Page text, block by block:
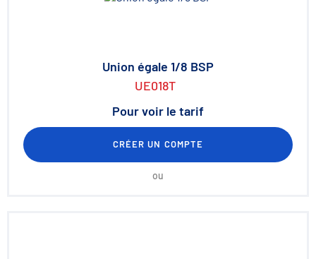
Union égale 1/8 BSP
UE018T
Pour voir le tarif
CRÉER UN COMPTE
ou